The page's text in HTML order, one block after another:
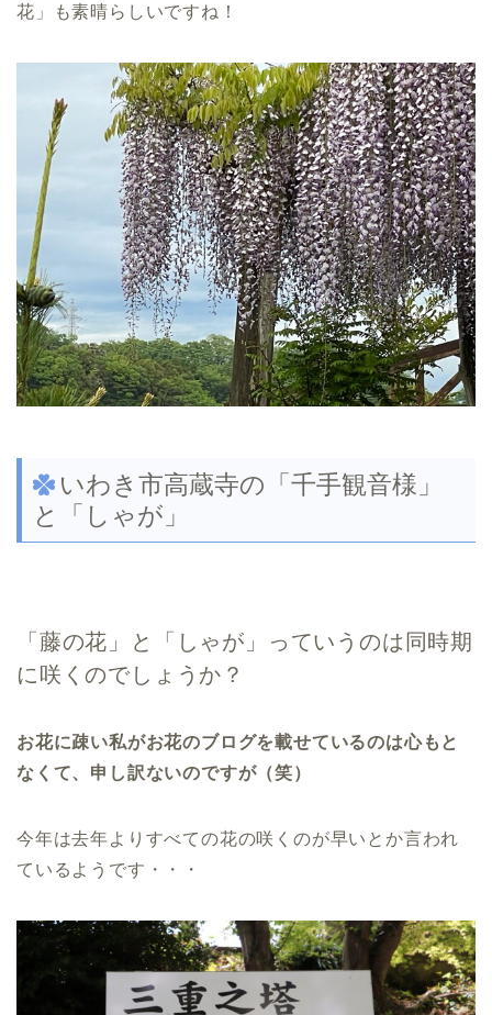
花」も素晴らしいですね！
いわき市高蔵寺の「千手観音様」
と「しゃが」
「藤の花」と「しゃが」っていうのは同時期
に咲くのでしょうか？
お花に疎い私がお花のブログを載せているのは心もと
なくて、申し訳ないのですが（笑）
今年は去年よりすべての花の咲くのが早いとか言われ
ているようです・・・